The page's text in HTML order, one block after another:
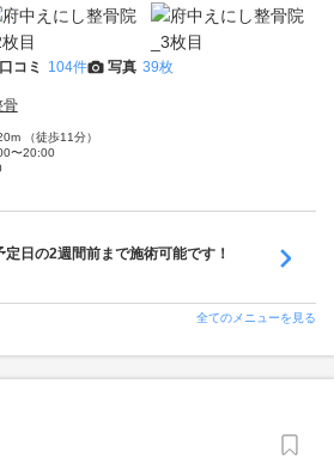
口コミ 104件 写真 39枚
骨
（徒歩11分）
〜20:00
日の2週間前まで施術可能です！
全てのメニューを見る